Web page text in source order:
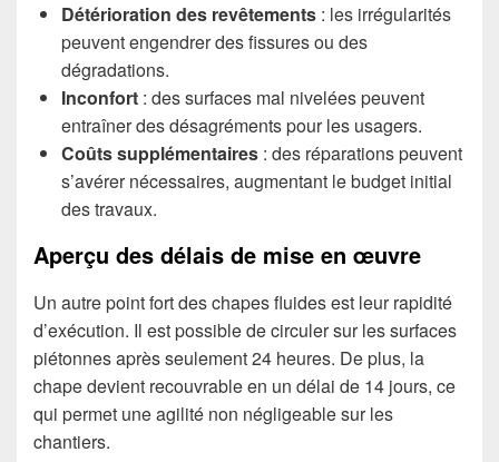
Détérioration des revêtements : les irrégularités
peuvent engendrer des fissures ou des
dégradations.
Inconfort : des surfaces mal nivelées peuvent
entraîner des désagréments pour les usagers.
Coûts supplémentaires : des réparations peuvent
s’avérer nécessaires, augmentant le budget initial
des travaux.
Aperçu des délais de mise en œuvre
Un autre point fort des chapes fluides est leur rapidité
d’exécution. Il est possible de circuler sur les surfaces
piétonnes après seulement 24 heures. De plus, la
chape devient recouvrable en un délai de 14 jours, ce
qui permet une agilité non négligeable sur les
chantiers.